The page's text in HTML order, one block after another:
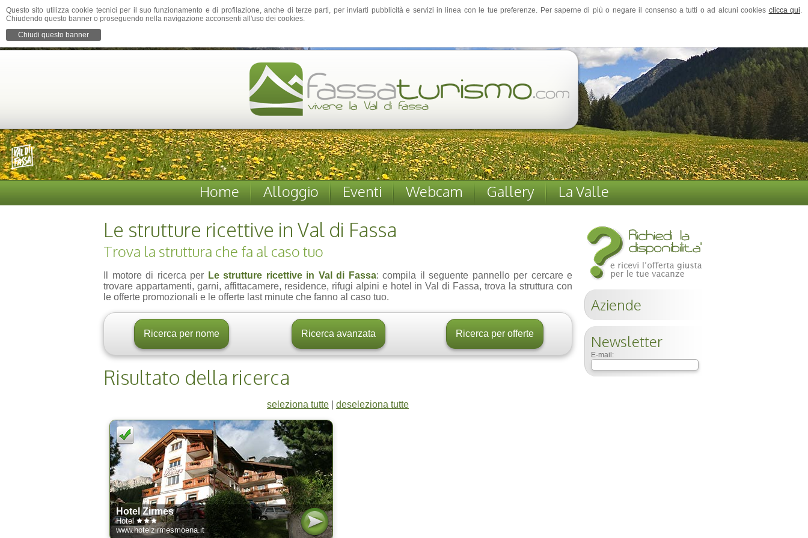
Home Alloggio Eventi Webcam Gallery La Valle
Le strutture ricettive in Val di Fassa
Trova la struttura che fa al caso tuo
Il motore di ricerca per Le strutture ricettive in Val di Fassa: compila il seguente pannello per cercare e
trovare appartamenti, garni, affittacamere, residence, rifugi alpini e hotel in Val di Fassa, trova la struttura con
le offerte promozionali e le offerte last minute che fanno al caso tuo.
Risultato della ricerca
seleziona tutte deseleziona tutte
Hotel Zirmes
Hotel
www.hotelzirmesmoena.it
Aziende
Newsletter
E-mail:
Questo sito utilizza cookie tecnici per il suo funzionamento e di profilazione, anche di terze parti, per inviarti pubblicità e servizi in linea con le tue preferenze. Per saperne di più o negare il consenso a tutti o ad alcuni cookies clicca qui.
Chiudendo questo banner o proseguendo nella navigazione acconsenti all'uso dei cookies.
Chiudi questo banner